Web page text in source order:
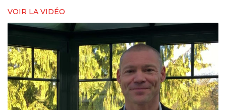
VOIR LA VIDÉO